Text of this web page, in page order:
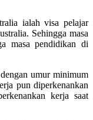
ialah visa pelajar
Sehingga masa
masa pendidikan di
umur minimum
pun diperkenankan
kerja saat